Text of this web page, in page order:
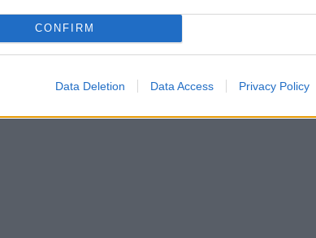
CONFIRM
Data Deletion Data Access Privacy Policy